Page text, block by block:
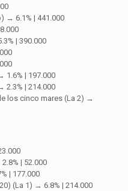
→ 6.1% | 441.000
| 390.000
1.6% | 197.000
2.3% | 214.000
los cinco mares (La 2) →
| 52.000
| 177.000
(La 1) → 6.8% | 214.000